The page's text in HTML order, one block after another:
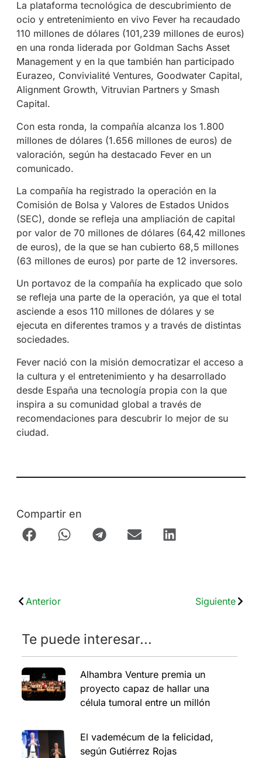
La plataforma tecnológica de descubrimiento de
ocio y entretenimiento en vivo Fever ha recaudado
110 millones de dólares (101,239 millones de euros)
en una ronda liderada por Goldman Sachs Asset
Management y en la que también han participado
Eurazeo, Convivialité Ventures, Goodwater Capital,
Alignment Growth, Vitruvian Partners y Smash
Capital.
Con esta ronda, la compañía alcanza los 1.800
millones de dólares (1.656 millones de euros) de
valoración, según ha destacado Fever en un
comunicado.
La compañía ha registrado la operación en la
Comisión de Bolsa y Valores de Estados Unidos
(SEC), donde se refleja una ampliación de capital
por valor de 70 millones de dólares (64,42 millones
de euros), de la que se han cubierto 68,5 millones
(63 millones de euros) por parte de 12 inversores.
Un portavoz de la compañía ha explicado que solo
se refleja una parte de la operación, ya que el total
asciende a esos 110 millones de dólares y se
ejecuta en diferentes tramos y a través de distintas
sociedades.
Fever nació con la misión democratizar el acceso a
la cultura y el entretenimiento y ha desarrollado
desde España una tecnología propia con la que
inspira a su comunidad global a través de
recomendaciones para descubrir lo mejor de su
ciudad.
Compartir en
Anterior Siguiente
Te puede interesar...
Alhambra Venture premia un
proyecto capaz de hallar una
célula tumoral entre un millón
El vademécum de la felicidad,
según Gutiérrez Rojas